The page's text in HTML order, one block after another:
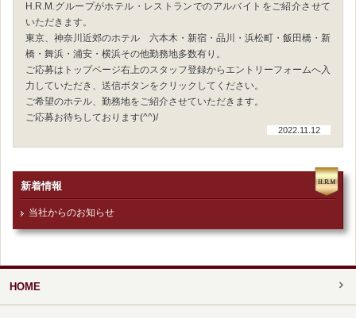
H.R.M.グループがホテル・レストランでのアルバイトをご紹介させて
いただきます。
東京、神奈川近郊のホテル 六本木・新宿・品川・浜松町・飯田橋・新
橋・舞浜・浦安・横浜その他勤務地多数有り。
ご応募はトップページ右上のスタッフ登録からエントリーフォームへ入
力していただき、送信ボタンをクリックしてください。
ご希望のホテル、勤務地をご紹介させていただきます。
ご応募お待ちしております(^^)/
2022.11.12
新着情報
当社からのお知らせ
HOME